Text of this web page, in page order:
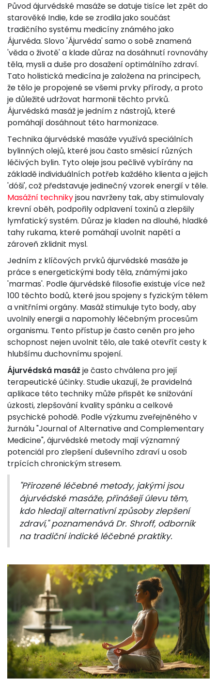
Původ ájurvédské masáže se datuje tisíce let zpět do
starověké Indie, kde se zrodila jako součást
tradičního systému medicíny známého jako
Ájurvéda. Slovo 'Ájurvéda' samo o sobě znamená
'věda o životě' a klade důraz na dosáhnutí rovnováhy
těla, mysli a duše pro dosažení optimálního zdraví.
Tato holistická medicína je založena na principech,
že tělo je propojené se všemi prvky přírody, a proto
je důležité udržovat harmonii těchto prvků.
Ájurvédská masáž je jedním z nástrojů, které
pomáhají dosáhnout této harmonizace.
Technika ájurvédské masáže využívá speciálních
bylinných olejů, které jsou často směsicí různých
léčivých bylin. Tyto oleje jsou pečlivě vybírány na
základě individuálních potřeb každého klienta a jejich
'dóši', což představuje jedinečný vzorek energií v těle.
Masážní technikyjsou navrženy tak, aby stimulovaly
krevní oběh, podpořily odplavení toxinů a zlepšily
lymfatický systém. Důraz je kladen na dlouhé, hladké
tahy rukama, které pomáhají uvolnit napětí a
zároveň zklidnit mysl.
Jedním z klíčových prvků ájurvédské masáže je
práce s energetickými body těla, známými jako
'marmas'. Podle ájurvédské filosofie existuje více než
100 těchto bodů, které jsou spojeny s fyzickým tělem
a vnitřními orgány. Masáž stimuluje tyto body, aby
uvolnily energii a napomohly léčebným procesům
organismu. Tento přístup je často ceněn pro jeho
schopnost nejen uvolnit tělo, ale také otevřít cesty k
hlubšímu duchovnímu spojení.
Ájurvédská masážje často chválena pro její
terapeutické účinky. Studie ukazují, že pravidelná
aplikace této techniky může přispět ke snižování
úzkosti, zlepšování kvality spánku a celkové
psychické pohodě. Podle výzkumu zveřejněného v
žurnálu "Journal of Alternative and Complementary
Medicine", ájurvédské metody mají významný
potenciál pro zlepšení duševního zdraví u osob
trpících chronickým stresem.
"Přirozené léčebné metody, jakými jsou
ájurvédské masáže, přinášejí úlevu těm,
kdo hledají alternativní způsoby zlepšení
zdraví," poznamenává Dr. Shroff, odborník
na tradiční indické léčebné praktiky.